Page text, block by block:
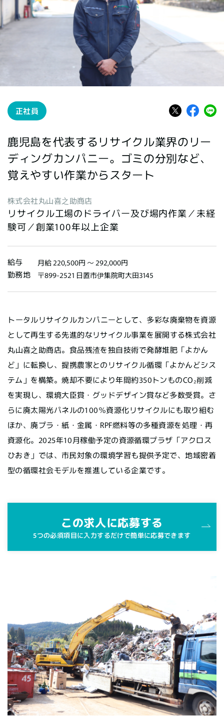
正社員
鹿児島を代表するリサイクル業界のリー
ディングカンパニー。ゴミの分別など、
覚えやすい作業からスタート
株式会社丸山喜之助商店
リサイクル工場のドライバー及び場内作業／未経
験可／創業100年以上企業
給与 月給 220,500円 〜 292,000円
勤務地 〒899-2521 日置市伊集院町大田3145
トータルリサイクルカンパニーとして、多彩な廃棄物を資源
として再生する先進的なリサイクル事業を展開する株式会社
丸山喜之助商店。食品残渣を独自技術で発酵堆肥「よかん
ど」に転換し、提携農家とのリサイクル循環「よかんどシス
テム」を構築。焼却不要により年間約350トンものCO₂削減
を実現し、環境大臣賞・グッドデザイン賞など多数受賞。さ
らに廃太陽光パネルの100％資源化リサイクルにも取り組む
ほか、廃プラ・紙・金属・RPF燃料等の多種資源を処理・再
資源化。2025年10月稼働予定の資源循環プラザ「アクロス
ひおき」では、市民対象の環境学習も提供予定で、地域密着
型の循環社会モデルを推進している企業です。
この求人に応募する
5つの必須項目に入力するだけで簡単に応募できます